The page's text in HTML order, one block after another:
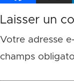
Laisser un
Votre adresse
champs